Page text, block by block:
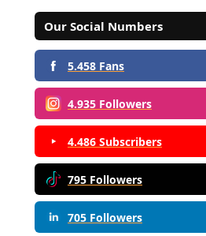
Our Social Numbers
5.458 Fans
4.935 Followers
4.486 Subscribers
795 Followers
705 Followers